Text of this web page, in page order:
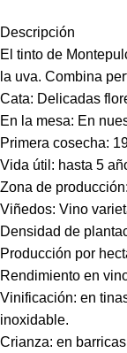
Descripción
El tinto de
la uva. Combina
Cata: Delicadas
En la mesa: En
Primera cosecha:
Vida útil: hasta 5
Zona de
Viñedos: Vino
Densidad de
Producción por
Rendimiento en
Vinificación: en
inoxidable.
Crianza: en